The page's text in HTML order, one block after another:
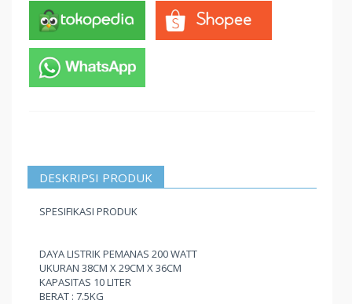
DESKRIPSI PRODUK
SPESIFIKASI PRODUK
DAYA LISTRIK PEMANAS 200 WATT
UKURAN 38CM X 29CM X 36CM
KAPASITAS 10 LITER
BERAT : 7.5KG